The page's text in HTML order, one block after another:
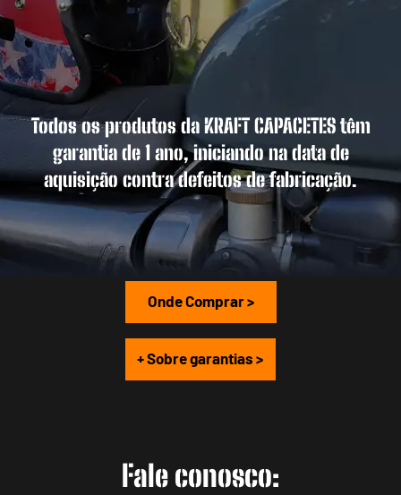
Todos os produtos da KRAFT CAPACETES têm
garantia de 1 ano, iniciando na data de
aquisição contra defeitos de fabricação.
Onde Comprar >
+ Sobre garantias >
Fale conosco: